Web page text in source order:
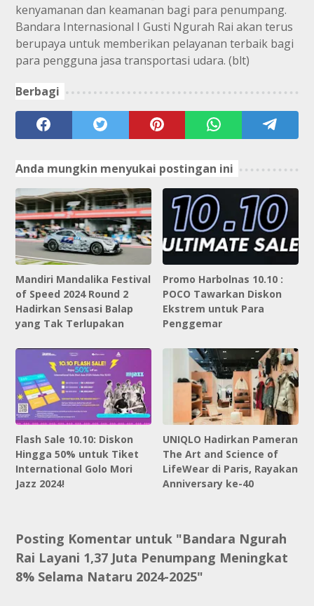
kenyamanan dan keamanan bagi para penumpang.
Bandara Internasional I Gusti Ngurah Rai akan terus
berupaya untuk memberikan pelayanan terbaik bagi
para pengguna jasa transportasi udara. (blt)
Berbagi
Anda mungkin menyukai postingan ini
Mandiri Mandalika Festival
of Speed 2024 Round 2
Hadirkan Sensasi Balap
yang Tak Terlupakan
Promo Harbolnas 10.10 :
POCO Tawarkan Diskon
Ekstrem untuk Para
Penggemar
Flash Sale 10.10: Diskon
Hingga 50% untuk Tiket
International Golo Mori
Jazz 2024!
UNIQLO Hadirkan Pameran
The Art and Science of
LifeWear di Paris, Rayakan
Anniversary ke-40
Posting Komentar untuk "Bandara Ngurah
Rai Layani 1,37 Juta Penumpang Meningkat
8% Selama Nataru 2024-2025"